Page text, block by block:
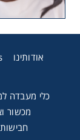
אודותינו
כלי מעבדה
מכשור